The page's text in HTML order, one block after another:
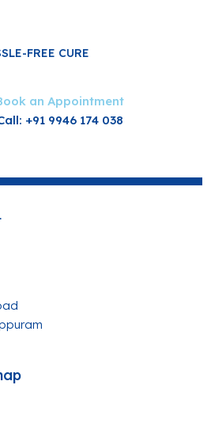
FREE CURE
an Appointment
+91 9946 174 038